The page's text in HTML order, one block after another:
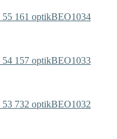
BEO1034
BEO1033
BEO1032